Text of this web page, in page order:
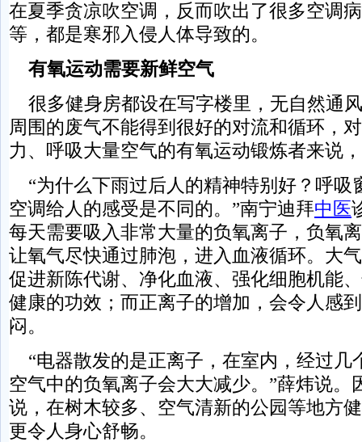
在夏季贪凉吹空调，反而吹出了很多空调
等，都是寒邪入侵人体导致的。
有氧运动需要新鲜空气
很多健身房都设在写字楼里，无自然通
周围的废气不能得到很好的对流和循环，
力、呼吸大量空气的有氧运动锻炼者来说
“为什么下雨过后人的精神特别好？呼吸
空调给人的感受是不同的。”南宁迪拜中医
每天需要吸入非常大量的负氧离子，负氧
让氧气尽快通过肺泡，进入血液循环。大
促进新陈代谢、净化血液、强化细胞机能
健康的功效；而正离子的增加，会令人感
闷。
“电器散发的是正离子，在室内，经过几
空气中的负氧离子会大大减少。”薛炜说。
说，在树木较多、空气清新的公园等地方
更令人身心舒畅。